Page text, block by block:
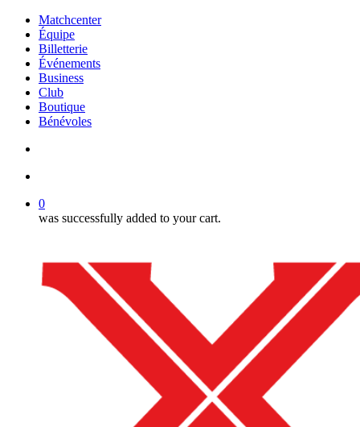
Matchcenter
Équipe
Billetterie
Événements
Business
Club
Boutique
Bénévoles
0
was successfully added to your cart.